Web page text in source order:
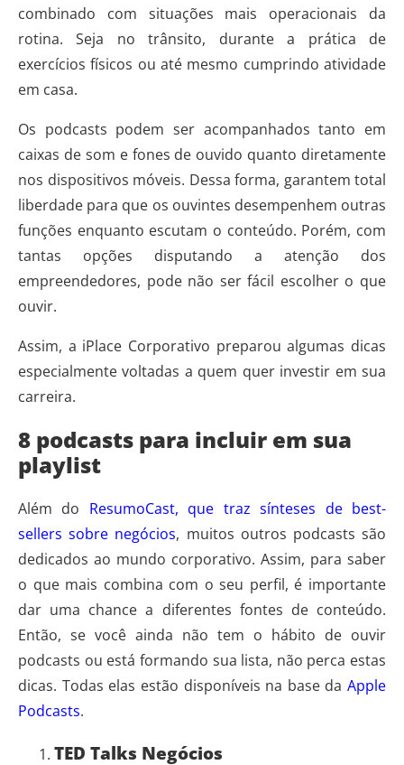
combinado com situações mais operacionais da
rotina. Seja no trânsito, durante a prática de
exercícios físicos ou até mesmo cumprindo atividade
em casa.
Os podcasts podem ser acompanhados tanto em
caixas de som e fones de ouvido quanto diretamente
nos dispositivos móveis. Dessa forma, garantem total
liberdade para que os ouvintes desempenhem outras
funções enquanto escutam o conteúdo. Porém, com
tantas opções disputando a atenção dos
empreendedores, pode não ser fácil escolher o que
ouvir.
Assim, a iPlace Corporativo preparou algumas dicas
especialmente voltadas a quem quer investir em sua
carreira.
8 podcasts para incluir em sua
playlist
Além do ResumoCast, que traz sínteses de best-
sellers sobre negócios, muitos outros podcasts são
dedicados ao mundo corporativo. Assim, para saber
o que mais combina com o seu perfil, é importante
dar uma chance a diferentes fontes de conteúdo.
Então, se você ainda não tem o hábito de ouvir
podcasts ou está formando sua lista, não perca estas
dicas. Todas elas estão disponíveis na base da Apple
Podcasts.
TED Talks Negócios